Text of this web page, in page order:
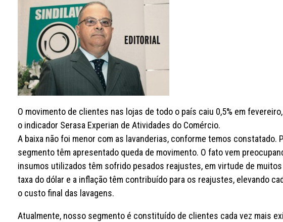
O movimento de clientes nas lojas de todo o país caiu 0,5% em
o indicador Serasa Experian de Atividades do Comércio.
A baixa não foi menor com as lavanderias, conforme temos constatado.
segmento têm apresentado queda de movimento. O fato vem
insumos utilizados têm sofrido pesados reajustes, em virtude de
taxa do dólar e a inflação têm contribuído para os reajustes, elevando
o custo final das lavagens.
Atualmente, nosso segmento é constituído de clientes cada vez mais